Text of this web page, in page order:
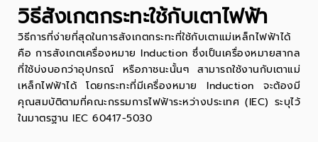
วิธีสังเกตกระทะใช้กับเตาไฟฟ้า
วิธีการที่ง่ายที่สุดในการสังเกตกระทะที่ใช้กับเตาแม่เหล็กไฟฟ้าได้
คือ การสังเกตเครื่องหมาย Induction ซึ่งเป็นเครื่องหมายสากล
ที่ใช้บ่งบอกว่าอุปกรณ์ หรือภาชนะนั้นๆ สามารถใช้งานกับเตาแม่
เหล็กไฟฟ้าได้ โดยกระทะที่มีเครื่องหมาย Induction จะต้องมี
คุณสมบัติตามที่คณะกรรมการไฟฟ้าระหว่างประเทศ (IEC) ระบุไว้
ในมาตรฐาน IEC 60417-5030